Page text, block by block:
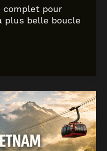
complet pour
plus belle boucle